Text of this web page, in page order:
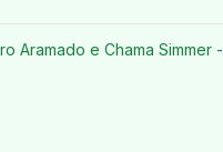
Aramado e Chama Simmer -